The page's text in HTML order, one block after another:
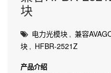
块
电力光模块 , 兼容
块 , HFBR-2521Z
产品介绍